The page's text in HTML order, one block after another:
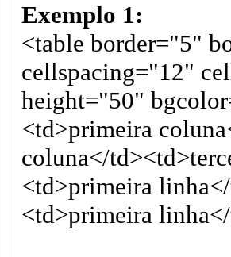
Exemplo 1:
<table border="5"
cellspacing="12"
height="50"
<td>primeira
coluna</
<td>primeira
<td>primeira